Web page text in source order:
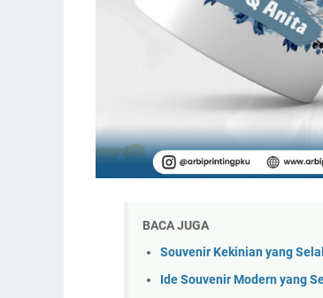
BACA JUGA
Souvenir Kekinian yang
Ide Souvenir Modern yang